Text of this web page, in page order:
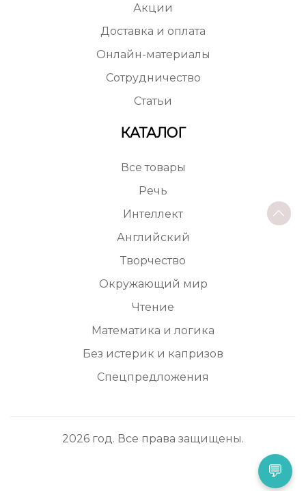
Акции
Доставка и оплата
Онлайн-материалы
Сотрудничество
Статьи
КАТАЛОГ
Все товары
Речь
Интеллект
Английский
Творчество
Окружающий мир
Чтение
Математика и логика
Без истерик и капризов
Спецпредложения
2026 год. Все права защищены.
💬